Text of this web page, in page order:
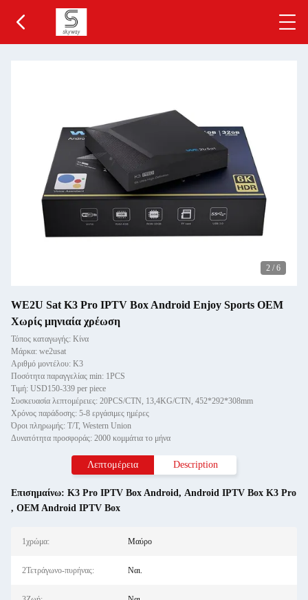
2 / 6
WE2U Sat K3 Pro IPTV Box Android Enjoy Sports OEM
Χωρίς μηνιαία χρέωση
Τόπος καταγωγής: Κίνα
Μάρκα: we2usat
Αριθμό μοντέλου: Κ3
Ποσότητα παραγγελίας min: 1PCS
Τιμή: USD150-339 per piece
Συσκευασία λεπτομέρειες: 20PCS/CTN, 13,4KG/CTN, 452*292*308mm
Χρόνος παράδοσης: 5-8 εργάσιμες ημέρες
Όροι πληρωμής: T/T, Western Union
Δυνατότητα προσφοράς: 2000 κομμάτια το μήνα
Λεπτομέρεια Description
Επισημαίνω: K3 Pro IPTV Box Android, Android IPTV Box K3 Pro
, OEM Android IPTV Box
1χρώμα: Μαύρο
2Τετράγωνο-πυρήνας: Ναι.